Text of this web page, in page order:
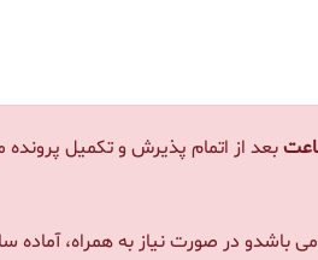
بعد از اتمام پذیرش و تکمیل
می باشدو در صورت نیاز به همراه، آماده